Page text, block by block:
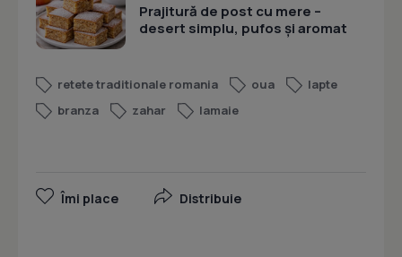
Prajitură de post cu mere –
desert simplu, pufos și aromat
retete traditionale romania oua
lapte
branza
zahar lamaie
Îmi place Distribuie